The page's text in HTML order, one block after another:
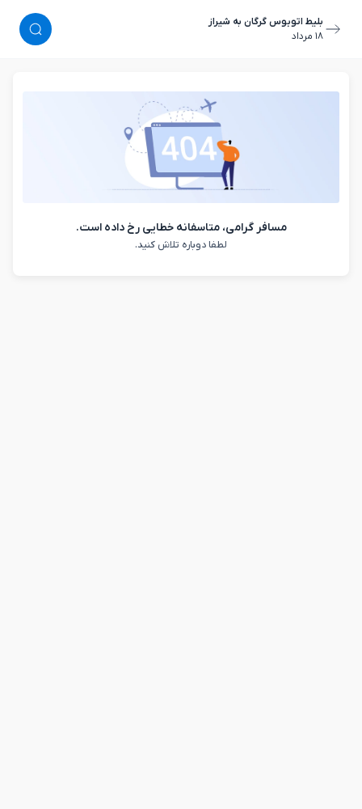
بلیط اتوبوس گرگان به شیراز
١٨ مرداد
مسافر گرامی، متاسفانه خطایی رخ داده است.
لطفا دوباره تلاش کنید.